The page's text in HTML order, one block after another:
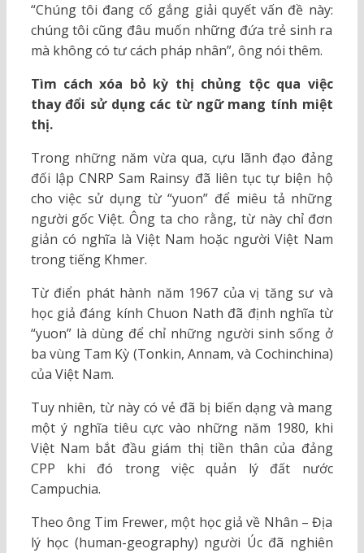
“Chúng tôi đang cố gắng giải quyết vấn đề này:
chúng tôi cũng đâu muốn những đứa trẻ sinh ra
mà không có tư cách pháp nhân”, ông nói thêm.
Tìm cách xóa bỏ kỳ thị chủng tộc qua việc
thay đổi sử dụng các từ ngữ mang tính miệt
thị.
Trong những năm vừa qua, cựu lãnh đạo đảng
đối lập CNRP Sam Rainsy đã liên tục tự biện hộ
cho việc sử dụng từ “yuon” để miêu tả những
người gốc Việt. Ông ta cho rằng, từ này chỉ đơn
giản có nghĩa là Việt Nam hoặc người Việt Nam
trong tiếng Khmer.
Từ điển phát hành năm 1967 của vị tăng sư và
học giả đáng kính Chuon Nath đã định nghĩa từ
“yuon” là dùng để chỉ những người sinh sống ở
ba vùng Tam Kỳ (Tonkin, Annam, và Cochinchina)
của Việt Nam.
Tuy nhiên, từ này có vẻ đã bị biến dạng và mang
một ý nghĩa tiêu cực vào những năm 1980, khi
Việt Nam bắt đầu giám thị tiền thân của đảng
CPP khi đó trong việc quản lý đất nước
Campuchia.
Theo ông Tim Frewer, một học giả về Nhân – Địa
lý học (human-geography) người Úc đã nghiên